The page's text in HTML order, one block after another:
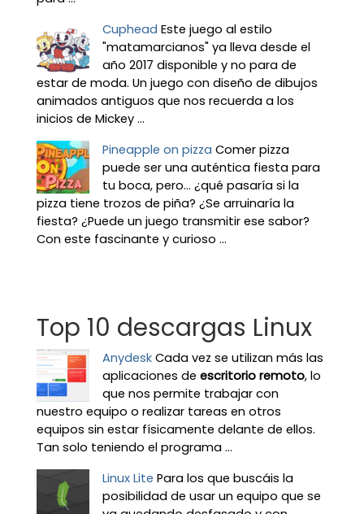
Cuphead Este juego al estilo
"matamarcianos" ya lleva desde el
año 2017 disponible y no para de
estar de moda. Un juego con diseño de dibujos
animados antiguos que nos recuerda a los
inicios de Mickey ...
Pineapple on pizza Comer pizza
puede ser una auténtica fiesta para
tu boca, pero... ¿qué pasaría si la
pizza tiene trozos de piña? ¿Se arruinaría la
fiesta? ¿Puede un juego transmitir ese sabor?
Con este fascinante y curioso ...
Top 10 descargas Linux
Anydesk Cada vez se utilizan más las
aplicaciones de escritorio remoto, lo
que nos permite trabajar con
nuestro equipo o realizar tareas en otros
equipos sin estar físicamente delante de ellos.
Tan solo teniendo el programa ...
Linux Lite Para los que buscáis la
posibilidad de usar un equipo que se